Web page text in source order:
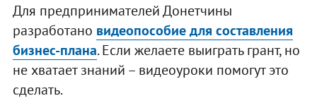
Для предпринимателей Донетчины
разработано видеопособие для составления
бизнес-плана. Если желаете выиграть грант, но
не хватает знаний – видеоуроки помогут это
сделать.